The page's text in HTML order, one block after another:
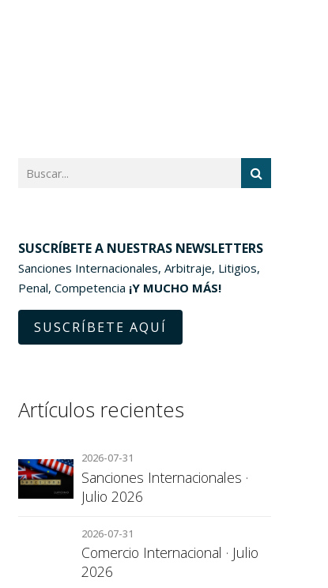
SUSCRÍBETE A NUESTRAS NEWSLETTERS
Sanciones Internacionales, Arbitraje, Litigios,
Penal, Competencia ¡Y MUCHO MÁS!
SUSCRÍBETE AQUÍ
Artículos recientes
2026-07-31
Sanciones Internacionales ·
Julio 2026
2026-07-31
Comercio Internacional · Julio
2026